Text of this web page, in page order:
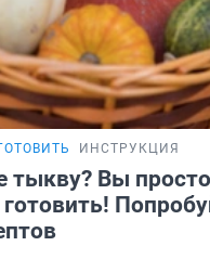
ИНСТРУКЦИЯ
тыкву? Вы
готовить!